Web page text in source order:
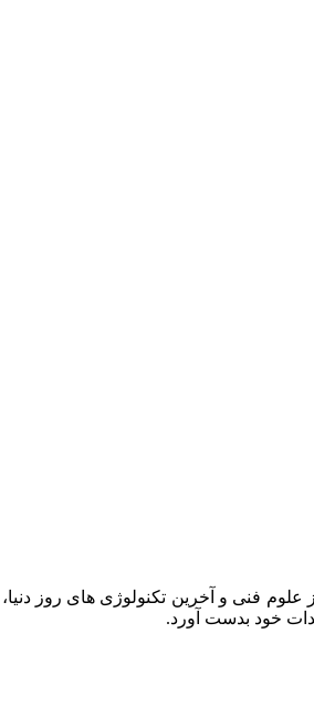
فنی و آخرین تکنولوژی های روز
خود بدست آورد.